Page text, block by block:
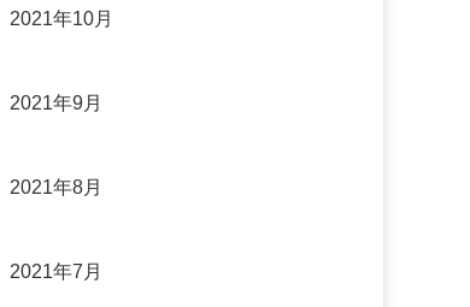
2021年10月
2021年9月
2021年8月
2021年7月